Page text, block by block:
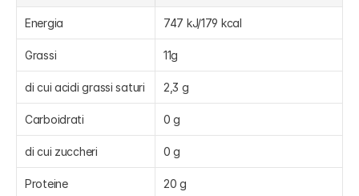
Energia 747 kJ/179 kcal
Grassi 11g
di cui acidi grassi saturi 2,3 g
Carboidrati 0 g
di cui zuccheri 0 g
Proteine 20 g